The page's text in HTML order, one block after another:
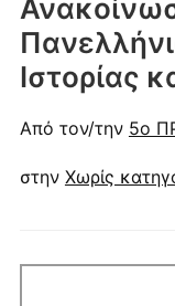
Ιστορίας
Από τον/την 5ο
στην Χωρίς